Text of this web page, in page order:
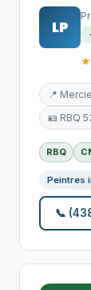
LP
📍
🪪 RBQ
RBQ
Peintres
📞